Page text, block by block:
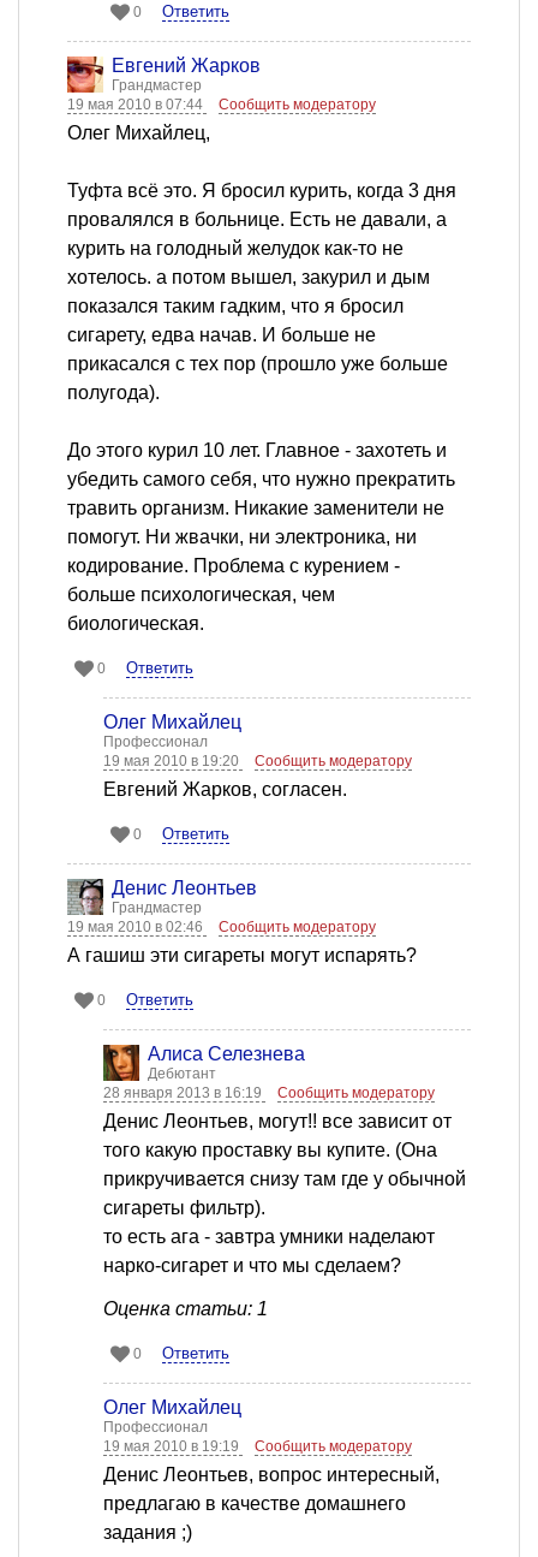
0 Ответить
Евгений Жарков
Грандмастер
19 мая 2010 в 07:44
Сообщить модератору
Олег Михайлец,
Туфта всё это. Я бросил курить, когда 3 дня
провалялся в больнице. Есть не давали, а
курить на голодный желудок как-то не
хотелось. а потом вышел, закурил и дым
показался таким гадким, что я бросил
сигарету, едва начав. И больше не
прикасался с тех пор (прошло уже больше
полугода).
До этого курил 10 лет. Главное - захотеть и
убедить самого себя, что нужно прекратить
травить организм. Никакие заменители не
помогут. Ни жвачки, ни электроника, ни
кодирование. Проблема с курением -
больше психологическая, чем
биологическая.
0 Ответить
Олег Михайлец
Профессионал
19 мая 2010 в 19:20
Сообщить модератору
Евгений Жарков, согласен.
0 Ответить
Денис Леонтьев
Грандмастер
19 мая 2010 в 02:46
Сообщить модератору
А гашиш эти сигареты могут испарять?
0 Ответить
Алиса Селезнева
Дебютант
28 января 2013 в 16:19
Сообщить модератору
Денис Леонтьев, могут!! все зависит от
того какую проставку вы купите. (Она
прикручивается снизу там где у обычной
сигареты фильтр).
то есть ага - завтра умники наделают
нарко-сигарет и что мы сделаем?
Оценка статьи: 1
0 Ответить
Олег Михайлец
Профессионал
19 мая 2010 в 19:19
Сообщить модератору
Денис Леонтьев, вопрос интересный,
предлагаю в качестве домашнего
задания ;)